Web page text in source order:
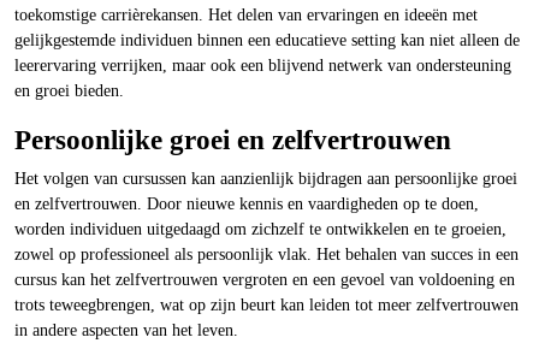
toekomstige carrièrekansen. Het delen van ervaringen en ideeën met
gelijkgestemde individuen binnen een educatieve setting kan niet alleen de
leerervaring verrijken, maar ook een blijvend netwerk van ondersteuning
en groei bieden.
Persoonlijke groei en zelfvertrouwen
Het volgen van cursussen kan aanzienlijk bijdragen aan persoonlijke groei
en zelfvertrouwen. Door nieuwe kennis en vaardigheden op te doen,
worden individuen uitgedaagd om zichzelf te ontwikkelen en te groeien,
zowel op professioneel als persoonlijk vlak. Het behalen van succes in een
cursus kan het zelfvertrouwen vergroten en een gevoel van voldoening en
trots teweegbrengen, wat op zijn beurt kan leiden tot meer zelfvertrouwen
in andere aspecten van het leven.